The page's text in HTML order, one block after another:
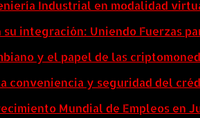
Industrial en modalidad
integración: Uniendo Fuerzas
y el papel de las
conveniencia y seguridad del
Mundial de Empleos en